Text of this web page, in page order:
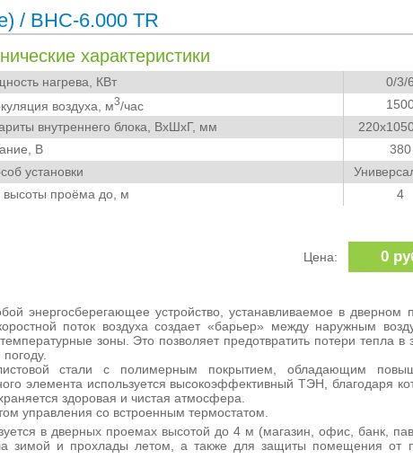
/ BHC-6.000 TR
характеристики
нагрева, КВт
0/3/6
воздуха, м3/час
внутреннего блока, ВхШхГ, мм
В
380
установки
проёма до, м
4
Цена: 0
энергосберегающее устройство, устанавливаемое в дверном
поток воздуха создает «барьер» между наружным
зоны. Это позволяет предотвратить потери тепла в
стали с полимерным покрытием, обладающим
элемента используется высокоэффективный ТЭН, благодаря
здоровая и чистая атмосфера.
управления со встроенным термостатом.
в дверных проемах высотой до 4 м (магазин, офис, банк,
зимой и прохлады летом, а также для защиты помещения от